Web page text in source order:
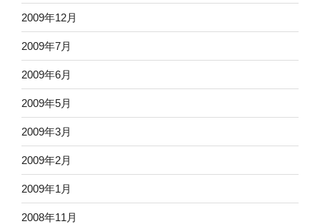
2009年12月
2009年7月
2009年6月
2009年5月
2009年3月
2009年2月
2009年1月
2008年11月